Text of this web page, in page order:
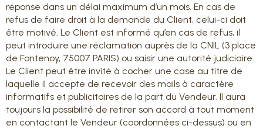
réponse dans un délai maximum d’un mois. En cas de
refus de faire droit à la demande du Client, celui-ci doit
être motivé. Le Client est informé qu’en cas de refus, il
peut introduire une réclamation auprès de la CNIL (3 place
de Fontenoy, 75007 PARIS) ou saisir une autorité judiciaire.
Le Client peut être invité à cocher une case au titre de
laquelle il accepte de recevoir des mails à caractère
informatifs et publicitaires de la part du Vendeur. Il aura
toujours la possibilité de retirer son accord à tout moment
en contactant le Vendeur (coordonnées ci-dessus) ou en